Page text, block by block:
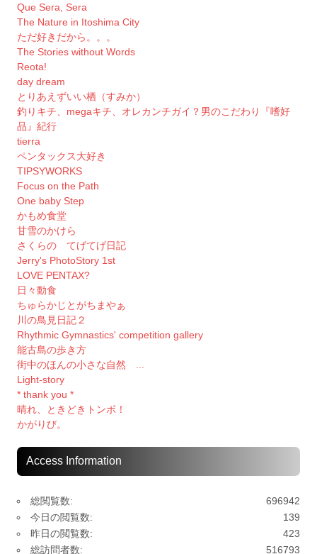
Que Sera, Sera
The Nature in Itoshima City
ただ好きだから。。。
The Stories without Words
Reota!
day dream
とりあえずいい栖（すみか）
釣りキチ、megaキチ、オレカンチガイ？男のこだわり『嗜好
品』紀行
tierra
ペンタックス大好き
TIPSYWORKS
Focus on the Path
One baby Step
かもめ食堂
甘雪のかけら
さくらの てげてげ日記
Jerry's PhotoStory 1st
LOVE PENTAX?
日々動食
ちゅらかじとがちまやぁ
川の鳥見日記２
Rhythmic Gymnastics' competition gallery
能古島の歩き方
街中のほんの小さな自然 ...
Light-story
* thank you *
晴れ、ときどきトンボ！
かがりび。
Access Information
696942
総閲覧数:
139
今日の閲覧数:
423
昨日の閲覧数:
516793
総訪問者数: